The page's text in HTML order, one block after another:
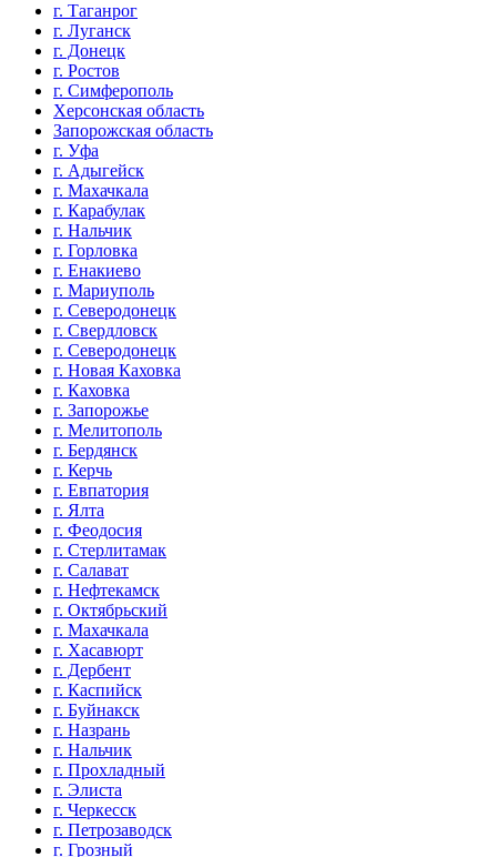
г. Таганрог
г. Луганск
г. Донецк
г. Ростов
г. Симферополь
Херсонская область
Запорожская область
г. Уфа
г. Адыгейск
г. Махачкала
г. Карабулак
г. Нальчик
г. Горловка
г. Енакиево
г. Мариуполь
г. Северодонецк
г. Свердловск
г. Северодонецк
г. Новая Каховка
г. Каховка
г. Запорожье
г. Мелитополь
г. Бердянск
г. Керчь
г. Евпатория
г. Ялта
г. Феодосия
г. Стерлитамак
г. Салават
г. Нефтекамск
г. Октябрьский
г. Махачкала
г. Хасавюрт
г. Дербент
г. Каспийск
г. Буйнакск
г. Назрань
г. Нальчик
г. Прохладный
г. Элиста
г. Черкесск
г. Петрозаводск
г. Грозный